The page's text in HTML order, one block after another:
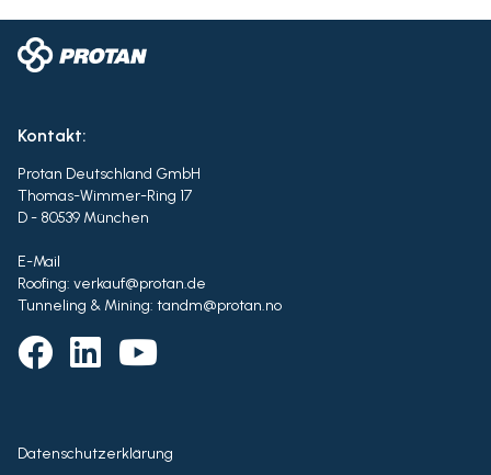
Kontakt:
Protan Deutschland GmbH
Thomas-Wimmer-Ring 17
D - 80539 München
E-Mail
Roofing: verkauf@protan.de
Tunneling & Mining: tandm@protan.no
Datenschutzerklärung